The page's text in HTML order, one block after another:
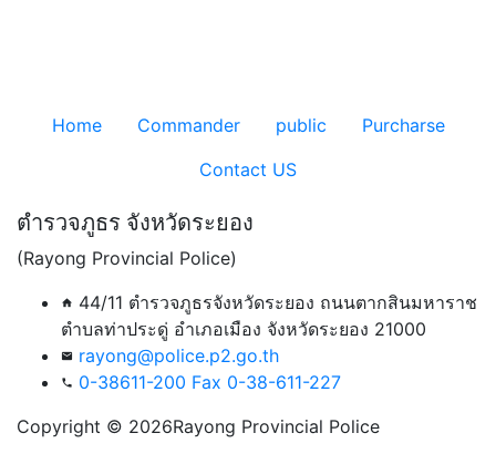
Home Commander public
Purcharse
Contact US
ตำรวจภูธร จังหวัดระยอง
(Rayong Provincial Police)
home
44/11 ตำรวจภูธรจังหวัดระยอง ถนนตากสินมหาราช
ตำบลท่าประดู่ อำเภอเมือง จังหวัดระยอง 21000
email rayong@police.p2.go.th
phone
0-38611-200 Fax 0-38-611-227
Copyright © 2026Rayong Provincial Police